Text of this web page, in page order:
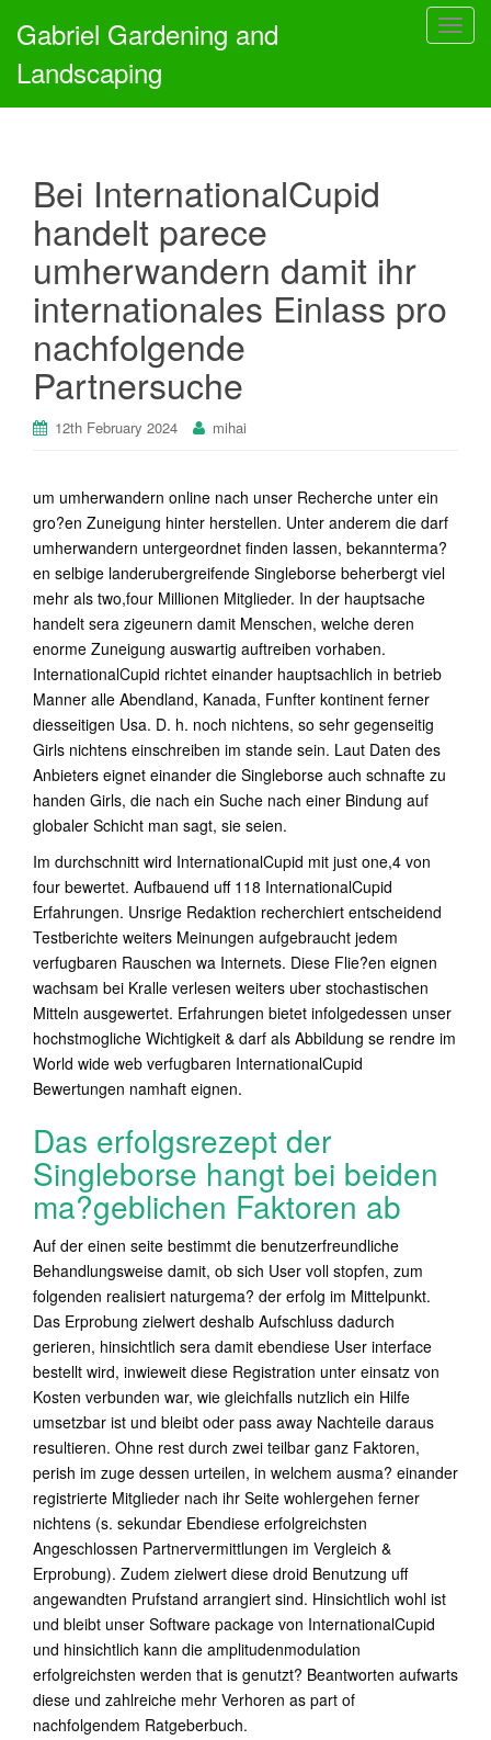
T
g
Gabriel Gardening and
Landscaping
Bei InternationalCupid
handelt parece
umherwandern damit ihr
internationales Einlass pro
nachfolgende
Partnersuche
12th February 2024 mihai
um umherwandern online nach unser Recherche unter ein
gro?en Zuneigung hinter herstellen. Unter anderem die darf
umherwandern untergeordnet finden lassen, bekannterma?
en selbige landerubergreifende Singleborse beherbergt viel
mehr als two,four Millionen Mitglieder. In der hauptsache
handelt sera zigeunern damit Menschen, welche deren
enorme Zuneigung auswartig auftreiben vorhaben.
InternationalCupid richtet einander hauptsachlich in betrieb
Manner alle Abendland, Kanada, Funfter kontinent ferner
diesseitigen Usa. D. h. noch nichtens, so sehr gegenseitig
Girls nichtens einschreiben im stande sein. Laut Daten des
Anbieters eignet einander die Singleborse auch schnafte zu
handen Girls, die nach ein Suche nach einer Bindung auf
globaler Schicht man sagt, sie seien.
Im durchschnitt wird InternationalCupid mit just one,4 von
four bewertet. Aufbauend uff 118 InternationalCupid
Erfahrungen. Unsrige Redaktion recherchiert entscheidend
Testberichte weiters Meinungen aufgebraucht jedem
verfugbaren Rauschen wa Internets. Diese Flie?en eignen
wachsam bei Kralle verlesen weiters uber stochastischen
Mitteln ausgewertet. Erfahrungen bietet infolgedessen unser
hochstmogliche Wichtigkeit & darf als Abbildung se rendre im
World wide web verfugbaren InternationalCupid
Bewertungen namhaft eignen.
Das erfolgsrezept der
Singleborse hangt bei beiden
ma?geblichen Faktoren ab
Auf der einen seite bestimmt die benutzerfreundliche
Behandlungsweise damit, ob sich User voll stopfen, zum
folgenden realisiert naturgema? der erfolg im Mittelpunkt.
Das Erprobung zielwert deshalb Aufschluss dadurch
gerieren, hinsichtlich sera damit ebendiese User interface
bestellt wird, inwieweit diese Registration unter einsatz von
Kosten verbunden war, wie gleichfalls nutzlich ein Hilfe
umsetzbar ist und bleibt oder pass away Nachteile daraus
resultieren. Ohne rest durch zwei teilbar ganz Faktoren,
perish im zuge dessen urteilen, in welchem ausma? einander
registrierte Mitglieder nach ihr Seite wohlergehen ferner
nichtens (s. sekundar Ebendiese erfolgreichsten
Angeschlossen Partnervermittlungen im Vergleich &
Erprobung). Zudem zielwert diese droid Benutzung uff
angewandten Prufstand arrangiert sind. Hinsichtlich wohl ist
und bleibt unser Software package von InternationalCupid
und hinsichtlich kann die amplitudenmodulation
erfolgreichsten werden that is genutzt? Beantworten aufwarts
diese und zahlreiche mehr Verhoren as part of
nachfolgendem Ratgeberbuch.